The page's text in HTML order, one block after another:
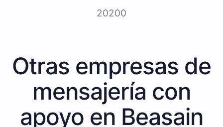
20200
Otras empresas de
mensajería con
apoyo en Beasain